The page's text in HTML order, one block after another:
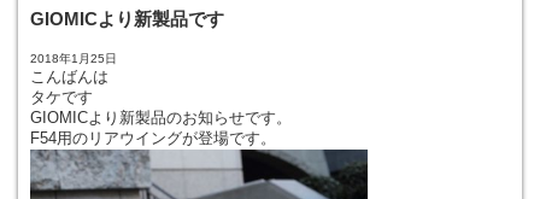
GIOMICより新製品です
2018年1月25日
こんばんは
タケです
GIOMICより新製品のお知らせです。
F54用のリアウイングが登場です。